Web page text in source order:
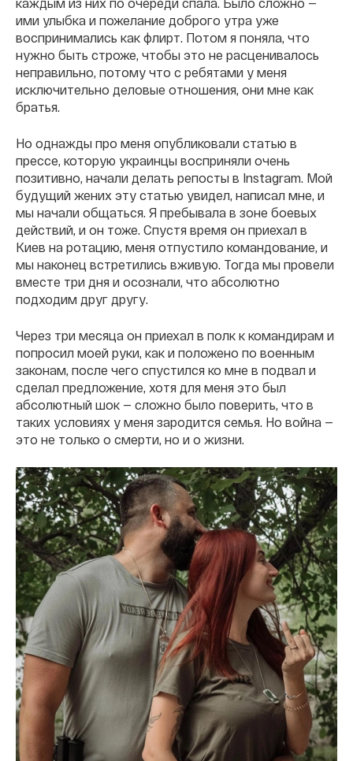
ими улыбка и пожелание доброго утра уже
воспринимались как флирт. Потом я поняла, что
нужно быть строже, чтобы это не расценивалось
неправильно, потому что с ребятами у меня
исключительно деловые отношения, они мне как
братья.
Но однажды про меня опубликовали статью в
прессе, которую украинцы восприняли очень
позитивно, начали делать репосты в Instagram. Мой
будущий жених эту статью увидел, написал мне, и
мы начали общаться. Я пребывала в зоне боевых
действий, и он тоже. Спустя время он приехал в
Киев на ротацию, меня отпустило командование, и
мы наконец встретились вживую. Тогда мы провели
вместе три дня и осознали, что абсолютно
подходим друг другу.
Через три месяца он приехал в полк к командирам и
попросил моей руки, как и положено по военным
законам, после чего спустился ко мне в подвал и
сделал предложение, хотя для меня это был
абсолютный шок — сложно было поверить, что в
таких условиях у меня зародится семья. Но война —
это не только о смерти, но и о жизни.